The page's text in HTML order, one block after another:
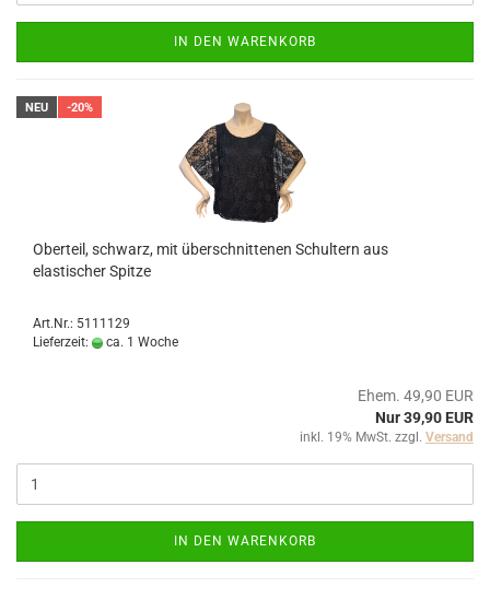
IN DEN WARENKORB
NEU -20%
Oberteil, schwarz, mit überschnittenen Schultern aus
elastischer Spitze
Art.Nr.: 5111129
Lieferzeit:
ca. 1 Woche
Ehem. 49,90 EUR
Nur 39,90 EUR
inkl. 19% MwSt. zzgl. Versand
IN DEN WARENKORB